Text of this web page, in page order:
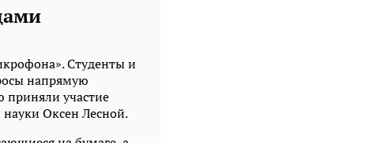
Студенты и
напрямую
приняли участие
Оксен Лесной.